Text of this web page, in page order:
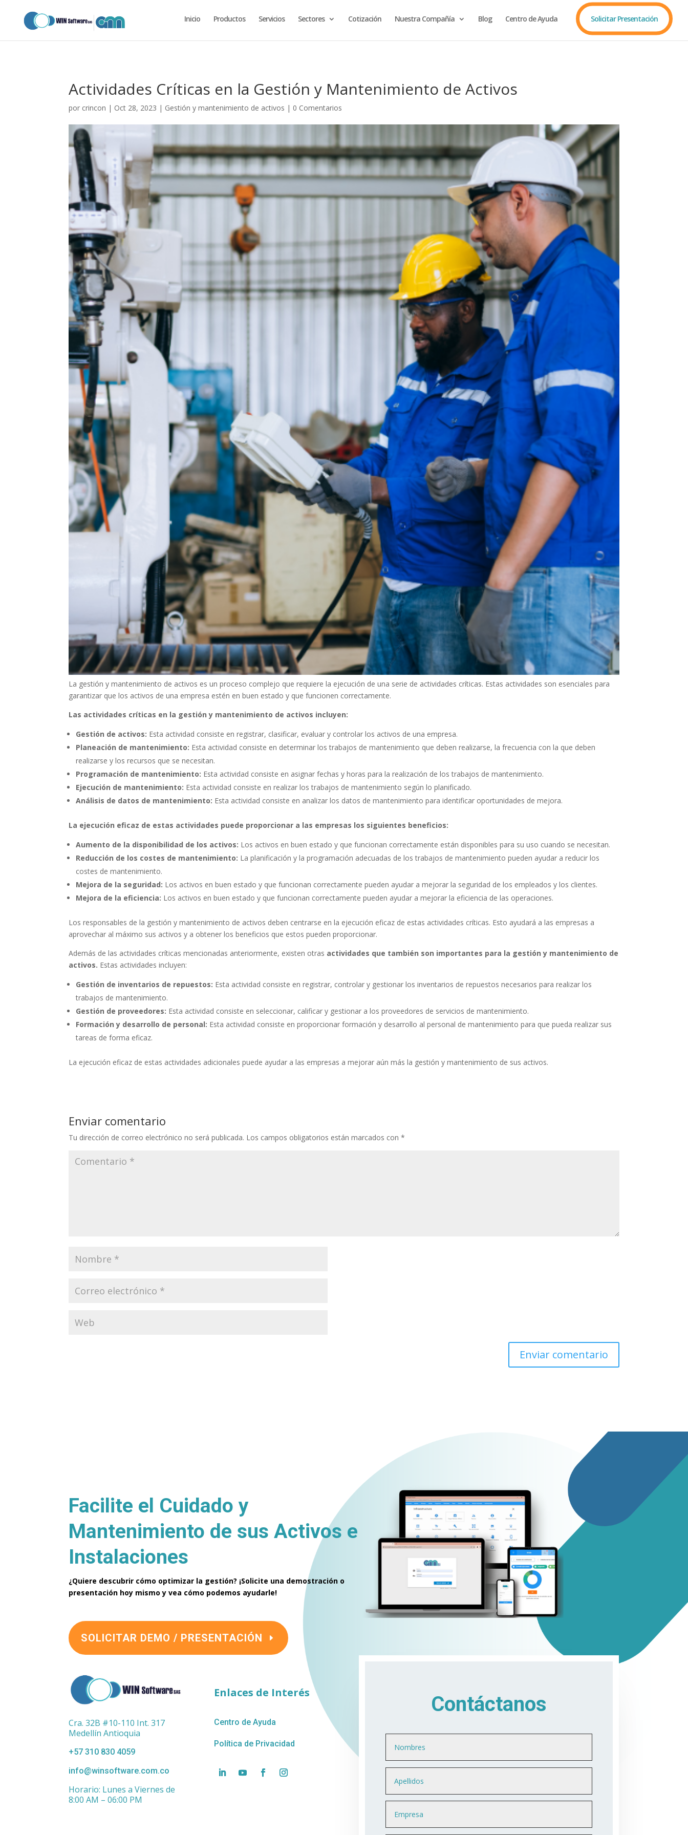
Inicio
Productos Servicios Sectores Cotización Nuestra Compañía Blog Centro de Ayuda Solicitar Presentación
Actividades Críticas en la Gestión y Mantenimiento de Activos
por crincon | Oct 28, 2023 | Gestión y mantenimiento de activos | 0 Comentarios
La gestión y mantenimiento de activos es un proceso complejo que requiere la ejecución de una serie de actividades críticas. Estas actividades son esenciales para
garantizar que los activos de una empresa estén en buen estado y que funcionen correctamente.
Las actividades críticas en la gestión y mantenimiento de activos incluyen:
Gestión de activos: Esta actividad consiste en registrar, clasificar, evaluar y controlar los activos de una empresa.
Planeación de mantenimiento: Esta actividad consiste en determinar los trabajos de mantenimiento que deben realizarse, la frecuencia con la que deben
realizarse y los recursos que se necesitan.
Programación de mantenimiento: Esta actividad consiste en asignar fechas y horas para la realización de los trabajos de mantenimiento.
Ejecución de mantenimiento: Esta actividad consiste en realizar los trabajos de mantenimiento según lo planificado.
Análisis de datos de mantenimiento: Esta actividad consiste en analizar los datos de mantenimiento para identificar oportunidades de mejora.
La ejecución eficaz de estas actividades puede proporcionar a las empresas los siguientes beneficios:
Aumento de la disponibilidad de los activos: Los activos en buen estado y que funcionan correctamente están disponibles para su uso cuando se necesitan.
Reducción de los costes de mantenimiento: La planificación y la programación adecuadas de los trabajos de mantenimiento pueden ayudar a reducir los
costes de mantenimiento.
Mejora de la seguridad: Los activos en buen estado y que funcionan correctamente pueden ayudar a mejorar la seguridad de los empleados y los clientes.
Mejora de la eficiencia: Los activos en buen estado y que funcionan correctamente pueden ayudar a mejorar la eficiencia de las operaciones.
Los responsables de la gestión y mantenimiento de activos deben centrarse en la ejecución eficaz de estas actividades críticas. Esto ayudará a las empresas a
aprovechar al máximo sus activos y a obtener los beneficios que estos pueden proporcionar.
Además de las actividades críticas mencionadas anteriormente, existen otras actividades que también son importantes para la gestión y mantenimiento de
activos. Estas actividades incluyen:
Gestión de inventarios de repuestos: Esta actividad consiste en registrar, controlar y gestionar los inventarios de repuestos necesarios para realizar los
trabajos de mantenimiento.
Gestión de proveedores: Esta actividad consiste en seleccionar, calificar y gestionar a los proveedores de servicios de mantenimiento.
Formación y desarrollo de personal: Esta actividad consiste en proporcionar formación y desarrollo al personal de mantenimiento para que pueda realizar sus
tareas de forma eficaz.
La ejecución eficaz de estas actividades adicionales puede ayudar a las empresas a mejorar aún más la gestión y mantenimiento de sus activos.
Enviar comentario
Tu dirección de correo electrónico no será publicada. Los campos obligatorios están marcados con*
Facilite el Cuidado y
Mantenimiento de susActivos e
Instalaciones
¿Quiere descubrir cómo optimizar la gestión? ¡Solicite una demostración o
presentación hoy mismo y vea cómo podemos ayudarle!
SOLICITAR DEMO / PRESENTACIÓN
Cra. 32B #10-110 Int. 317
Medellín Antioquia
+57 310 830 4059
info@winsoftware.com.co
Horario: Lunes a Viernes de
8:00 AM – 06:00 PM
Enlaces de Interés
Centro de Ayuda
Política de Privacidad
Contáctanos